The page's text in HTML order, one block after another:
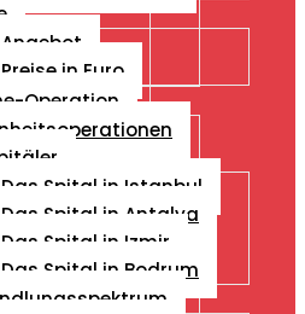
Angebot
Preise in Euro
Operation
Das Spital in Istanbul
Das Spital in Antalya
Das Spital in Izmir
Das Spital in Bodrum